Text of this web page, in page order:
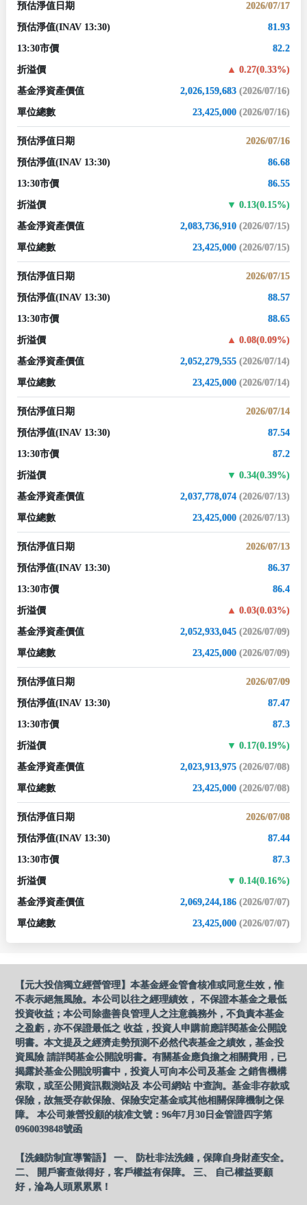
預估淨值日期 2026/07/17
預估淨值(INAV 13:30) 81.93
13:30市價 82.2
折溢價 0.27(0.33%)
基金淨資產價值 2,026,159,683 (2026/07/16)
單位總數 23,425,000 (2026/07/16)
預估淨值日期 2026/07/16
預估淨值(INAV 13:30) 86.68
13:30市價 86.55
折溢價 0.13(0.15%)
基金淨資產價值 2,083,736,910 (2026/07/15)
單位總數 23,425,000 (2026/07/15)
預估淨值日期 2026/07/15
預估淨值(INAV 13:30) 88.57
13:30市價 88.65
折溢價 0.08(0.09%)
基金淨資產價值 2,052,279,555 (2026/07/14)
單位總數 23,425,000 (2026/07/14)
預估淨值日期 2026/07/14
預估淨值(INAV 13:30) 87.54
13:30市價 87.2
折溢價 0.34(0.39%)
基金淨資產價值 2,037,778,074 (2026/07/13)
單位總數 23,425,000 (2026/07/13)
預估淨值日期 2026/07/13
預估淨值(INAV 13:30) 86.37
13:30市價 86.4
折溢價 0.03(0.03%)
基金淨資產價值 2,052,933,045 (2026/07/09)
單位總數 23,425,000 (2026/07/09)
預估淨值日期 2026/07/09
預估淨值(INAV 13:30) 87.47
13:30市價 87.3
折溢價 0.17(0.19%)
基金淨資產價值 2,023,913,975 (2026/07/08)
單位總數 23,425,000 (2026/07/08)
預估淨值日期 2026/07/08
預估淨值(INAV 13:30) 87.44
13:30市價 87.3
折溢價 0.14(0.16%)
基金淨資產價值 2,069,244,186 (2026/07/07)
單位總數 23,425,000 (2026/07/07)
【元大投信獨立經營管理】本基金經金管會核准或同意生效，惟
不表示絕無風險。本公司以往之經理績效， 不保證本基金之最低
投資收益；本公司除盡善良管理人之注意義務外，不負責本基金
之盈虧，亦不保證最低之 收益，投資人申購前應詳閱基金公開說
明書。本文提及之經濟走勢預測不必然代表基金之績效，基金投
資風險 請詳閱基金公開說明書。有關基金應負擔之相關費用，已
揭露於基金公開說明書中，投資人可向本公司及基金 之銷售機構
索取，或至公開資訊觀測站及 本公司網站 中查詢。基金非存款或
保險，故無受存款保險、保險安定基金或其他相關保障機制之保
障。 本公司兼營投顧的核准文號：96年7月30日金管證四字第
0960039848號函
【洗錢防制宣導警語】 一、 防杜非法洗錢，保障自身財產安全。
二、 開戶審查做得好，客戶權益有保障。 三、 自己權益要顧
好，淪為人頭累累累！